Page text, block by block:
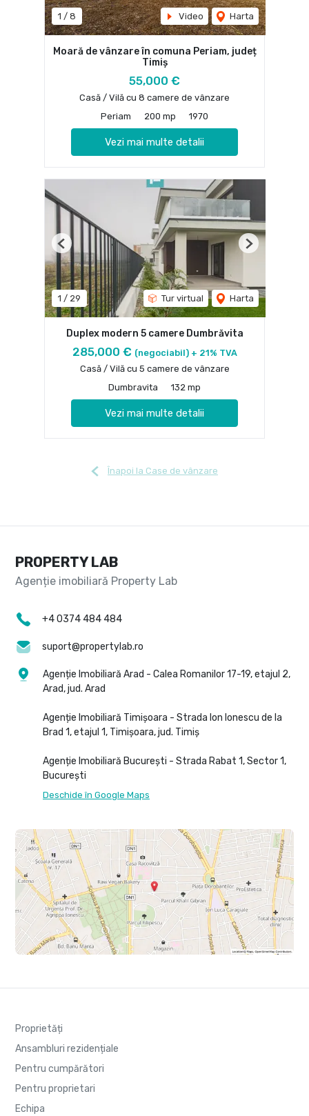
1 / 8 Video Harta
Moară de vânzare în comuna Periam, județ
Timiș
55,000 €
Casă / Vilă cu 8 camere de vânzare
Periam
200 mp 1970
Vezi mai multe detalii
1 / 29 Tur virtual Harta
Previous Next
Duplex modern 5 camere Dumbrăvita
285,000 € (negociabil) + 21% TVA
Casă / Vilă cu 5 camere de vânzare
Dumbravita
132 mp
Vezi mai multe detalii
Înapoi la Case de vânzare
PROPERTY LAB
+4 0374 484 484
suport@propertylab.ro
Agenție Imobiliară Arad - Calea Romanilor 17-19, etajul 2,
Arad, jud. Arad
Agenție Imobiliară Timișoara - Strada Ion Ionescu de la
Brad 1, etajul 1, Timișoara, jud. Timiș
Agenție Imobiliară București - Strada Rabat 1, Sector 1,
București
Deschide în Google Maps
Proprietăți
Ansambluri rezidențiale
Pentru cumpărători
Pentru proprietari
Echipa